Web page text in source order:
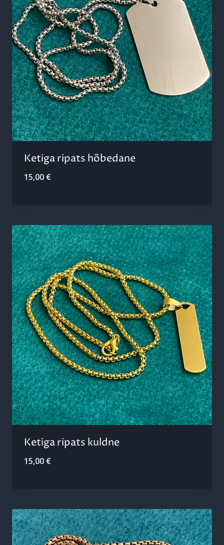
Ketiga ripats hõbedane
15,00 €
Ketiga ripats kuldne
15,00 €